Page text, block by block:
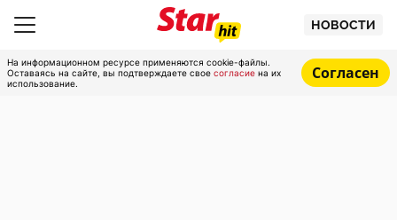
НОВОСТИ
На информационном ресурсе применяются cookie-файлы.
Оставаясь на сайте, вы подтверждаете свое согласие на их
использование.
Согласен